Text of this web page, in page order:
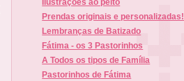
Ilustrações ao peito
Prendas originais e personalizadas!
Lembranças de Batizado
Fátima - os 3 Pastorinhos
A Todos os tipos de Família
Pastorinhos de Fátima